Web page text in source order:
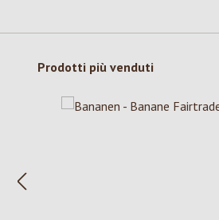
Salta la galleria dei prodotti
Prodotti più venduti